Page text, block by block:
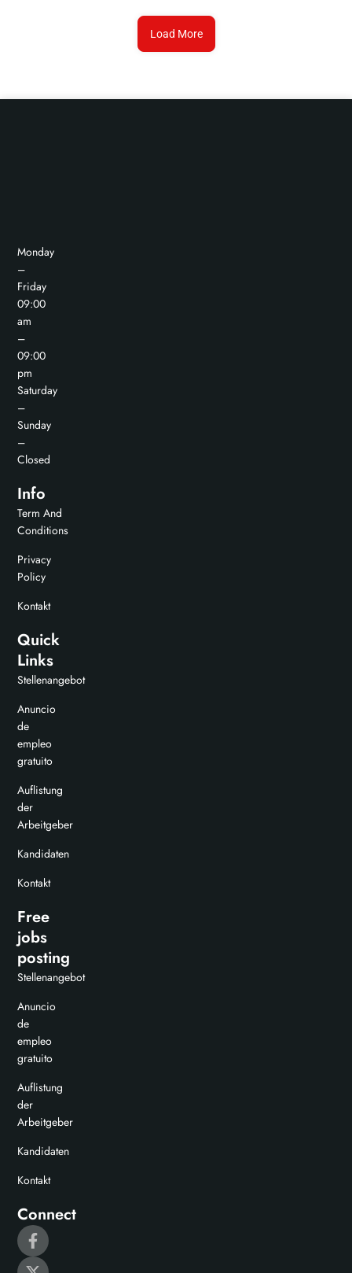
Load More
Monday
–
Friday
09:00
am
–
09:00
pm
Saturday
–
Sunday
–
Closed
Info
Term And
Conditions
Privacy
Policy
Kontakt
Quick
Links
Stellenangebot
Anuncio
de
empleo
gratuito
Auflistung
der
Arbeitgeber
Kandidaten
Kontakt
Free
jobs
posting
Stellenangebot
Anuncio
de
empleo
gratuito
Auflistung
der
Arbeitgeber
Kandidaten
Kontakt
Connect